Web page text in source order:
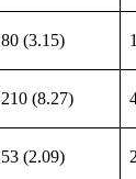
80 (3.15)
210 (8.27)
53 (2.09)